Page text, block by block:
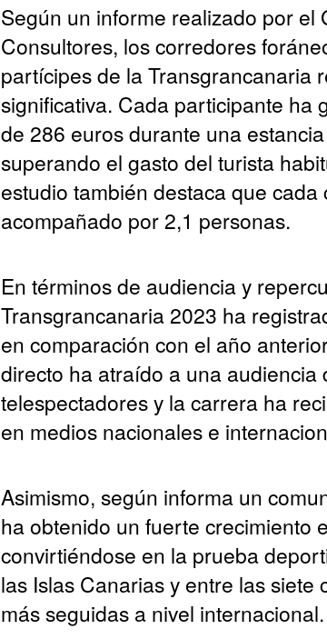
Según un informe realizado por el
Consultores, los corredores
partícipes de la Transgrancanaria
significativa. Cada participante ha
de 286 euros durante una
superando el gasto del turista
estudio también destaca que cada
acompañado por 2,1 personas.
En términos de audiencia y
Transgrancanaria 2023 ha
en comparación con el año
directo ha atraído a una audiencia
telespectadores y la carrera ha
en medios nacionales e
Asimismo, según informa un
ha obtenido un fuerte crecimiento
convirtiéndose en la prueba
las Islas Canarias y entre las siete
más seguidas a nivel internacional.